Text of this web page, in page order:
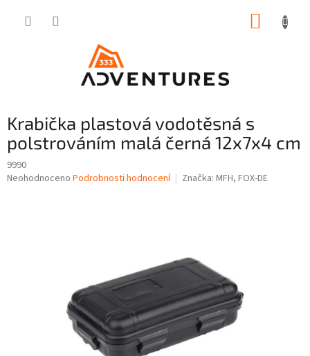
Krabička plastová vodotěsná s
polstrováním malá černá 12x7x4 cm
9990
Průměrné
Neohodnoceno Podrobnosti hodnocení Značka: MFH, FOX-DE